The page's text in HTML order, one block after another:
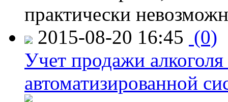
практически
2015-08-20 16:45 (0)
Учет продажи
автоматизированной